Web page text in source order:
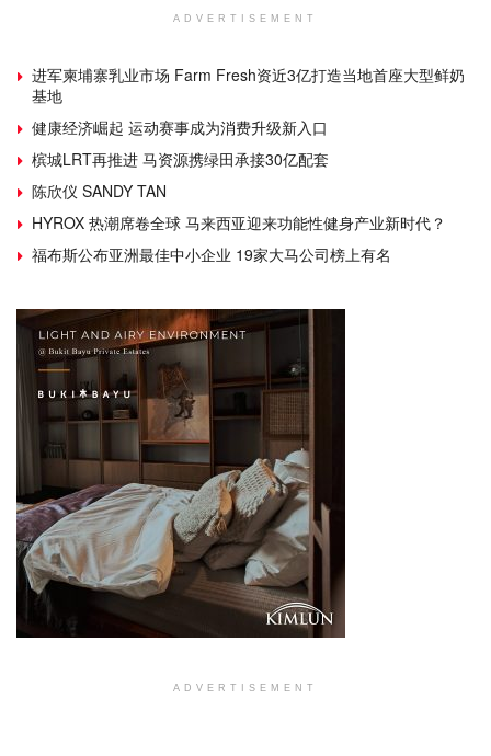
ADVERTISEMENT
进军柬埔寨乳业市场 Farm Fresh资近3亿打造当地首座大型鲜奶
基地
健康经济崛起 运动赛事成为消费升级新入口
槟城LRT再推进 马资源携绿田承接30亿配套
陈欣仪 SANDY TAN
HYROX 热潮席卷全球 马来西亚迎来功能性健身产业新时代？
福布斯公布亚洲最佳中小企业 19家大马公司榜上有名
ADVERTISEMENT